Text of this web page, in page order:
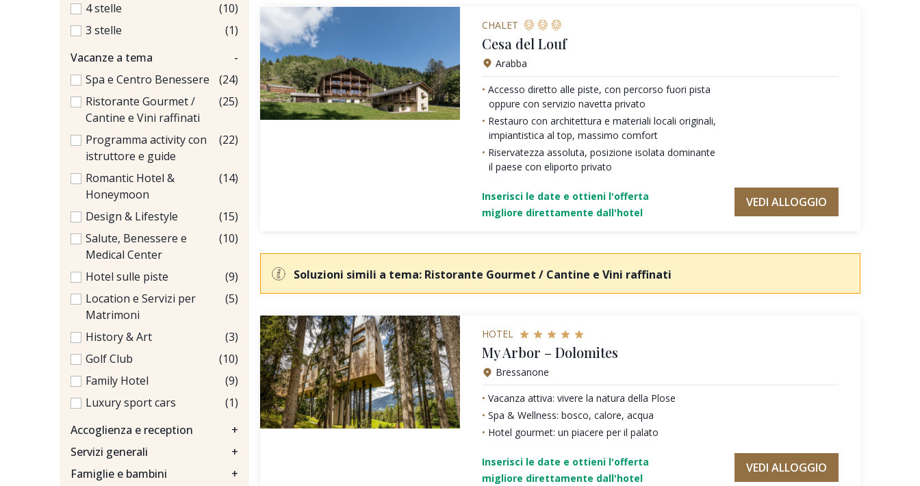
4 stelle
(10)
3 stelle
(1)
Vacanze a tema
-
Spa e Centro Benessere
(24)
Ristorante Gourmet /
Cantine e Vini raffinati
(25)
Programma activity con
istruttore e guide
(22)
Romantic Hotel &
Honeymoon
(14)
Design & Lifestyle
(15)
Salute, Benessere e
Medical Center
(10)
Hotel sulle piste
(9)
Location e Servizi per
Matrimoni
(5)
History & Art
(3)
Golf Club
(10)
Family Hotel
(9)
Luxury sport cars
(1)
Accoglienza e reception
+
Servizi generali
+
Famiglie e bambini
+
CHALET
Cesa del Louf
Arabba
Accesso diretto alle piste, con percorso fuori pista
oppure con servizio navetta privato
Restauro con architettura e materiali locali originali,
impiantistica al top, massimo comfort
Riservatezza assoluta, posizione isolata dominante
il paese con eliporto privato
Inserisci le date e ottieni l'offerta
migliore direttamente dall'hotel
VEDI ALLOGGIO
Soluzioni simili a tema: Ristorante Gourmet / Cantine e Vini raffinati
HOTEL
My Arbor – Dolomites
Bressanone
Vacanza attiva: vivere la natura della Plose
Spa & Wellness: bosco, calore, acqua
Hotel gourmet: un piacere per il palato
Inserisci le date e ottieni l'offerta
migliore direttamente dall'hotel
VEDI ALLOGGIO